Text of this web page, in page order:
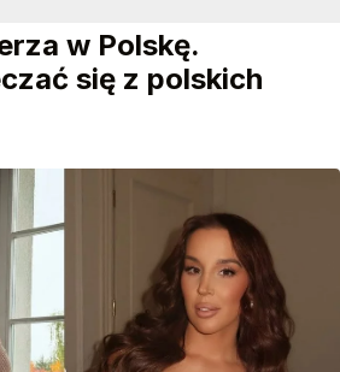
w Polskę.
się z polskich